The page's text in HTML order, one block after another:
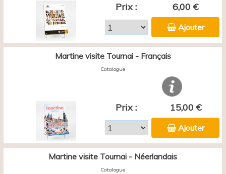
Prix : 6,00 €
Ajouter
Martine visite Tournai - Français
Catalogue
Prix : 15,00 €
Ajouter
Martine visite Tournai - Néerlandais
Catalogue